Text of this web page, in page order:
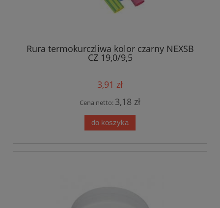
Rura termokurczliwa kolor czarny NEXSB
CZ 19,0/9,5
3,91 zł
Cena netto: 3,18 zł
do koszyka